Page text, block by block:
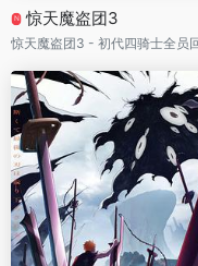
N 惊天魔盗团3